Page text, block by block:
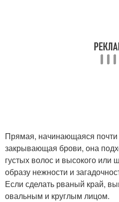
Прямая, начинающаяся
закрывающая брови, она
густых волос и высокого или
образу нежности и
Если сделать рваный край,
овальным и круглым лицом.